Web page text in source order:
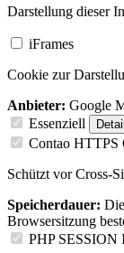
Darstellung dieser
iFrames
Cookie zur
Anbieter: Google
Essenziell
Contao HTTPS
Schützt vor Cross-
Speicherdauer:
Browsersitzung
PHP SESSION